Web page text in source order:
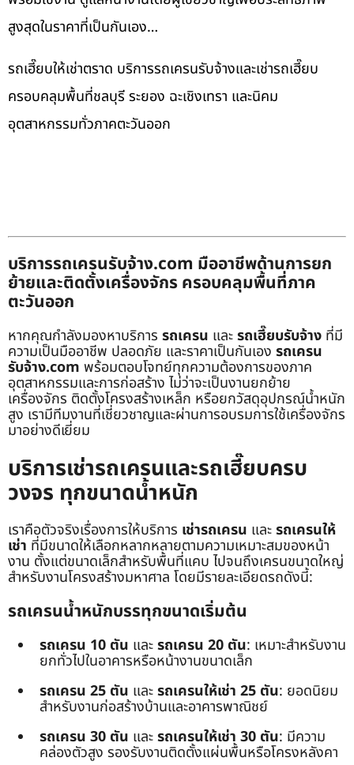
สูงสุดในราคาที่เป็นกันเอง…
รถเฮี๊ยบให้เช่าตราด บริการรถเครนรับจ้างและเช่ารถเฮี๊ยบ
ครอบคลุมพื้นที่ชลบุรี ระยอง ฉะเชิงเทรา และนิคม
อุตสาหกรรมทั่วภาคตะวันออก
บริการรถเครนรับจ้าง.com มืออาชีพด้านการยก
ย้ายและติดตั้งเครื่องจักร ครอบคลุมพื้นที่ภาค
ตะวันออก
หากคุณกำลังมองหาบริการ รถเครน และรถเฮี๊ยบรับจ้าง ที่มี
ความเป็นมืออาชีพ ปลอดภัย และราคาเป็นกันเอง รถเครน
รับจ้าง.com พร้อมตอบโจทย์ทุกความต้องการของภาค
อุตสาหกรรมและการก่อสร้าง ไม่ว่าจะเป็นงานยกย้าย
เครื่องจักร ติดตั้งโครงสร้างเหล็ก หรือยกวัสดุอุปกรณ์น้ำหนัก
สูง เรามีทีมงานที่เชี่ยวชาญและผ่านการอบรมการใช้เครื่องจักร
มาอย่างดีเยี่ยม
บริการเช่ารถเครนและรถเฮี๊ยบครบ
วงจร ทุกขนาดน้ำหนัก
เราคือตัวจริงเรื่องการให้บริการ เช่ารถเครน และรถเครนให้
เช่า ที่มีขนาดให้เลือกหลากหลายตามความเหมาะสมของหน้า
งาน ตั้งแต่ขนาดเล็กสำหรับพื้นที่แคบ ไปจนถึงเครนขนาดใหญ่
สำหรับงานโครงสร้างมหาศาล โดยมีรายละเอียดรถดังนี้:
รถเครนน้ำหนักบรรทุกขนาดเริ่มต้น
รถเครน 10 ตัน และรถเครน 20 ตัน: เหมาะสำหรับงาน
ยกทั่วไปในอาคารหรือหน้างานขนาดเล็ก
รถเครน 25 ตัน และรถเครนให้เช่า 25 ตัน: ยอดนิยม
สำหรับงานก่อสร้างบ้านและอาคารพาณิชย์
รถเครน 30 ตัน และรถเครนให้เช่า 30 ตัน: มีความ
คล่องตัวสูง รองรับงานติดตั้งแผ่นพื้นหรือโครงหลังคา